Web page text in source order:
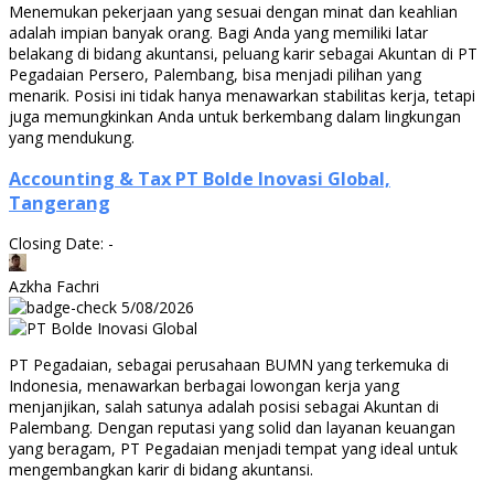
Menemukan pekerjaan yang sesuai dengan minat dan keahlian
adalah impian banyak orang. Bagi Anda yang memiliki latar
belakang di bidang akuntansi, peluang karir sebagai Akuntan di PT
Pegadaian Persero, Palembang, bisa menjadi pilihan yang
menarik. Posisi ini tidak hanya menawarkan stabilitas kerja, tetapi
juga memungkinkan Anda untuk berkembang dalam lingkungan
yang mendukung.
Accounting & Tax PT Bolde Inovasi Global,
Tangerang
Closing Date: -
Azkha Fachri
5/08/2026
PT Pegadaian, sebagai perusahaan BUMN yang terkemuka di
Indonesia, menawarkan berbagai lowongan kerja yang
menjanjikan, salah satunya adalah posisi sebagai Akuntan di
Palembang. Dengan reputasi yang solid dan layanan keuangan
yang beragam, PT Pegadaian menjadi tempat yang ideal untuk
mengembangkan karir di bidang akuntansi.